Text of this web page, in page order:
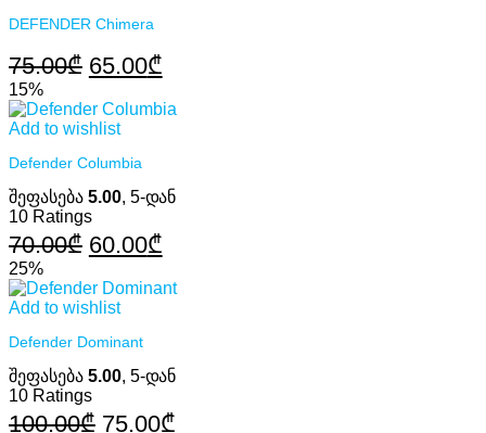
DEFENDER Chimera
75.00₾ Original
was:
65.00₾Current
is:
15%
Add to wishlist
Defender Columbia
შეფასება 5.00, 5-დან
10 Ratings
70.00₾ Original
was:
60.00₾Current
is:
25%
Add to wishlist
Defender Dominant
შეფასება 5.00, 5-დან
10 Ratings
100.00₾ Original
75.00₾Current